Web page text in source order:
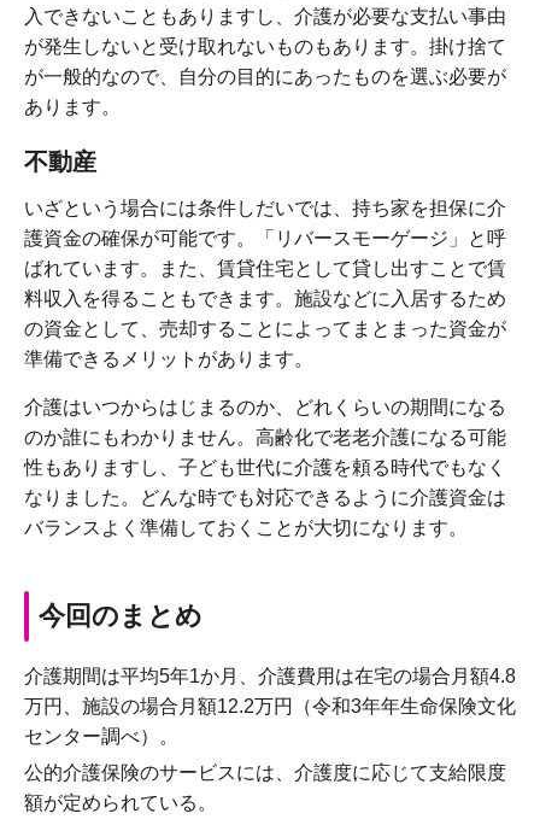
入できないこともありますし、介護が必要な支払い事由
が発生しないと受け取れないものもあります。掛け捨て
が一般的なので、自分の目的にあったものを選ぶ必要が
あります。
不動産
いざという場合には条件しだいでは、持ち家を担保に介
護資金の確保が可能です。「リバースモーゲージ」と呼
ばれています。また、賃貸住宅として貸し出すことで賃
料収入を得ることもできます。施設などに入居するため
の資金として、売却することによってまとまった資金が
準備できるメリットがあります。
介護はいつからはじまるのか、どれくらいの期間になる
のか誰にもわかりません。高齢化で老老介護になる可能
性もありますし、子ども世代に介護を頼る時代でもなく
なりました。どんな時でも対応できるように介護資金は
バランスよく準備しておくことが大切になります。
今回のまとめ
介護期間は平均5年1か月、介護費用は在宅の場合月額4.8
万円、施設の場合月額12.2万円（令和3年年生命保険文化
センター調べ）。
公的介護保険のサービスには、介護度に応じて支給限度
額が定められている。